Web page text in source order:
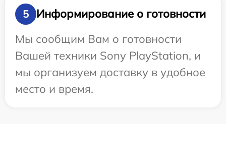
5
Информирование о готовности
Мы сообщим Вам о готовности
Вашей техники Sony PlayStation, и
мы организуем доставку в удобное
место и время.